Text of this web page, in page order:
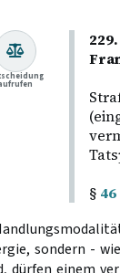
§ 46
sondern -
dürfen einem